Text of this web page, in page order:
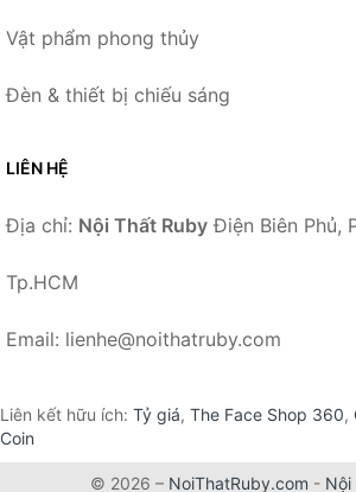
Vật phẩm phong thủy
Đèn & thiết bị chiếu sáng
LIÊN HỆ
Địa chỉ: Nội Thất Ruby Điện Biên Phủ,
Tp.HCM
Email: lienhe@noithatruby.com
Liên kết hữu ích: Tỷ giá, The Face Shop 360,
Coin
© 2026 – NoiThatRuby.com - Nội